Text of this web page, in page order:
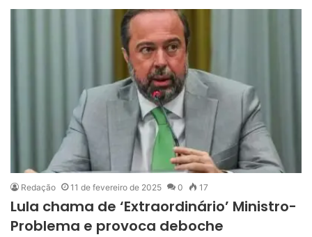
Redação 11 de fevereiro de 2025 0 17
Lula chama de ‘Extraordinário’ Ministro-
Problema e provoca deboche